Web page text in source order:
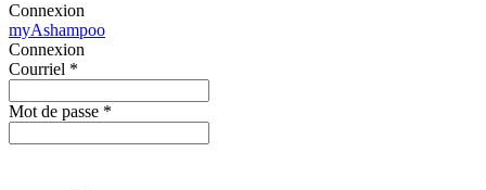
Connexion
myAshampoo
Connexion
Courriel *
Mot de passe *